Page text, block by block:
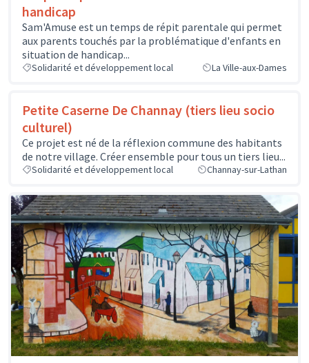
handicap
Sam'Amuse est un temps de répit parentale qui permet
aux parents touchés par la problématique d'enfants en
situation de handicap...
Solidarité et développement local La Ville-aux-Dames
Petite Caserne De Channay (tiers lieu socio
culturel)
Ce projet est né de la réflexion commune des habitants
de notre village. Créer ensemble pour tous un tiers lieu...
Solidarité et développement local Channay-sur-Lathan